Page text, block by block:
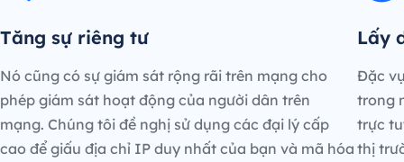
Tăng sự riêng tư
Nó cũng có sự giám sát rộng rãi trên mạng cho
phép giám sát hoạt động của người dân trên
mạng. Chúng tôi đề nghị sử dụng các đại lý cấp
cao để giấu địa chỉ IP duy nhất của bạn và mã hóa
Lấy
Đặc
trong
trực
thị